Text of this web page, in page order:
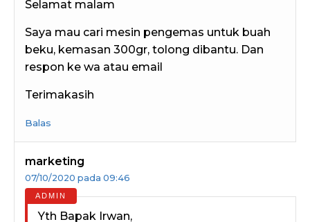
Selamat malam
Saya mau cari mesin pengemas untuk buah
beku, kemasan 300gr, tolong dibantu. Dan
respon ke wa atau email
Terimakasih
Balas
marketing
07/10/2020 pada 09:46
Yth Bapak Irwan,